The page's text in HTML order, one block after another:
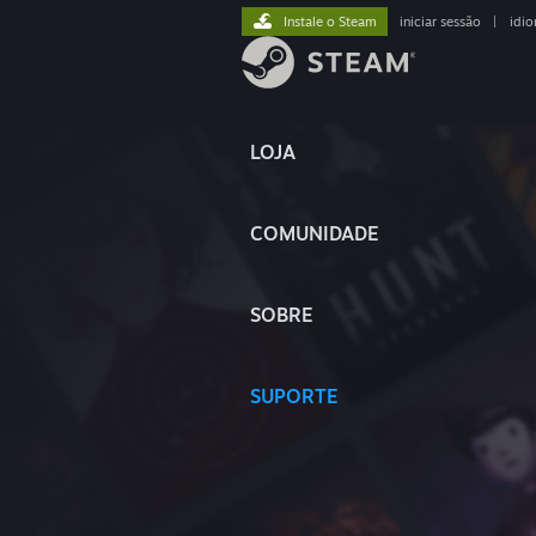
LOJA
COMUNIDADE
SOBRE
SUPORTE
Instale o Steam iniciar sessão